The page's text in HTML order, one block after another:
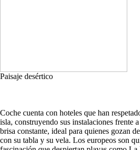
Paisaje desértico
Coche cuenta con hoteles que han
isla, construyendo sus instalaciones frente
brisa constante, ideal para quienes gozan
con su tabla y su vela. Los europeos son